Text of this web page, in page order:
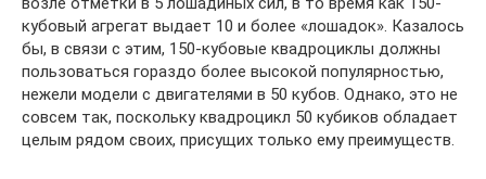
кубовый агрегат выдает 10 и более «лошадок». Казалось
бы, в связи с этим, 150-кубовые квадроциклы должны
пользоваться гораздо более высокой популярностью,
нежели модели с двигателями в 50 кубов. Однако, это не
совсем так, поскольку квадроцикл 50 кубиков обладает
целым рядом своих, присущих только ему преимуществ.